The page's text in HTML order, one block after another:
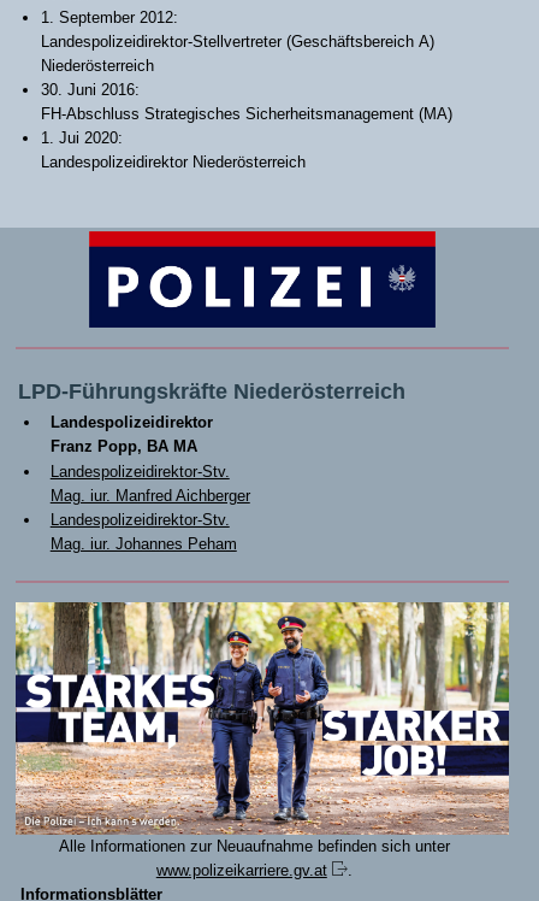
1. September 2012:
Landespolizeidirektor-Stellvertreter (Geschäftsbereich A)
Niederösterreich
30. Juni 2016:
FH-Abschluss Strategisches Sicherheitsmanagement (MA)
1. Jui 2020:
Landespolizeidirektor Niederösterreich
LPD-Führungskräfte Niederösterreich
Landespolizeidirektor
Franz Popp, BA MA
Landespolizeidirektor-Stv.
Mag. iur. Manfred Aichberger
Landespolizeidirektor-Stv.
Mag. iur. Johannes Peham
Alle Informationen zur Neuaufnahme befinden sich unter
www.polizeikarriere.gv.at
.
Informationsblätter